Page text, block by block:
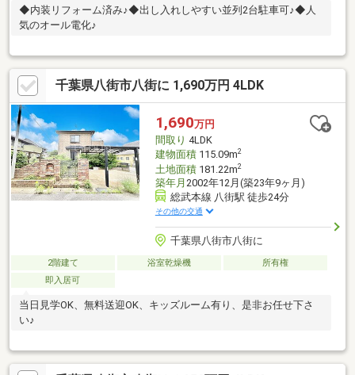
◆内装リフォーム済み♪◆出し入れしやすい並列2台駐車可♪◆人
気のオール電化♪
千葉県八街市八街に 1,690万円 4LDK
1,690万円
間取り 4LDK
建物面積115.09m2
土地面積181.22m2
築年月 2002年12月(築23年9ヶ月)
総武本線 八街駅 徒歩24分
その他の交通
千葉県八街市八街に
2階建て 浴室乾燥機
所有権
即入居可
当日見学OK、無料送迎OK、キッズルーム有り、是非お任せ下さ
い♪